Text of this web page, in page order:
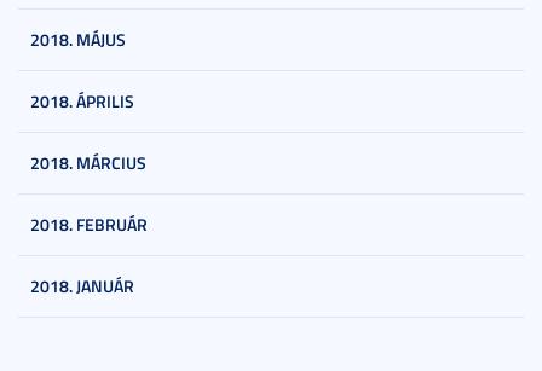
2018. MÁJUS
2018. ÁPRILIS
2018. MÁRCIUS
2018. FEBRUÁR
2018. JANUÁR